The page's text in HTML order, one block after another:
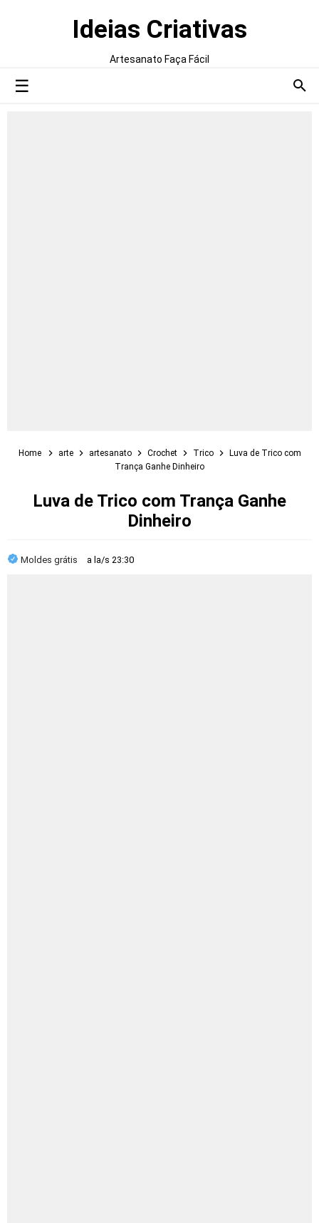
Ideias Criativas
Artesanato Faça Fácil
Home arte artesanato Crochet Trico
Luva de Trico com
Trança Ganhe Dinheiro
Luva de Trico com Trança Ganhe
Dinheiro
Moldes grátis a la/s 23:30